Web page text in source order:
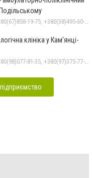
+380(38)499-03-22, +380(67)858-19-75, +380(38)495-60-27
клініка у Кам'янці-
+380(98)587-43-61, +380(98)077-81-35, +380(97)375-77-72, +380(97)982-31-07